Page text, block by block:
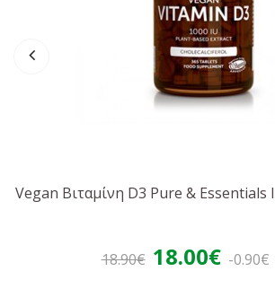
Vegan Βιταμίνη D3 Pure &
18.90€ 18.00€ -0.90€